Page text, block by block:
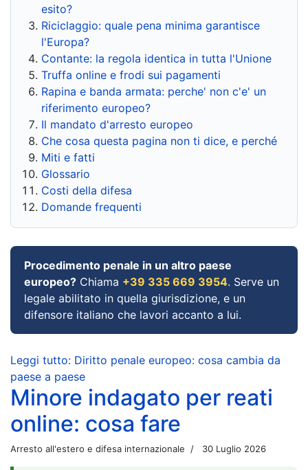
esito?
Riciclaggio: quale pena minima garantisce
l'Europa?
Contante: la regola identica in tutta l'Unione
Truffa online e frodi sui pagamenti
Rapina e banda armata: perche' non c'e' un
riferimento europeo?
Il mandato d'arresto europeo
Che cosa questa pagina non ti dice, e perché
Miti e fatti
Glossario
Costi della difesa
Domande frequenti
Procedimento penale in un altro paese
europeo? Chiama +39 335 669 3954. Serve un
legale abilitato in quella giurisdizione, e un
difensore italiano che lavori accanto a lui.
Leggi tutto: Diritto penale europeo: cosa cambia da
paese a paese
Minore indagato per reati
online: cosa fare
Arresto all'estero e difesa internazionale 30 Luglio 2026